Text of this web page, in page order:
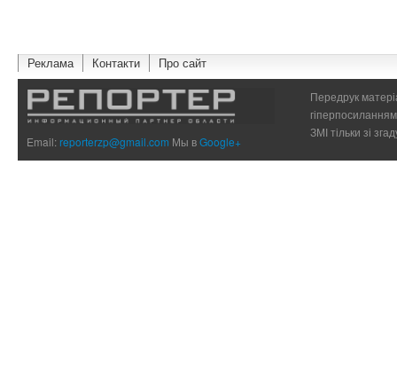
Реклама Контакти Про сайт
Email:reporterzp@gmail.com Мы вGoogle+
Передрук
ЗМІ тільки зі